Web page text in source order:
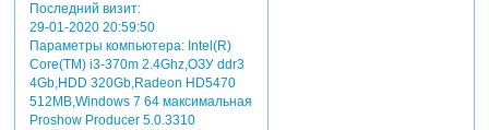
Последний визит:
29-01-2020 20:59:50
Параметры компьютера:Intel(R)
Core(TM) i3-370m 2.4Ghz,ОЗУ ddr3
4Gb,HDD 320Gb,Radeon HD5470
512MB,Windows 7 64 максимальная
Proshow Producer 5.0.3310